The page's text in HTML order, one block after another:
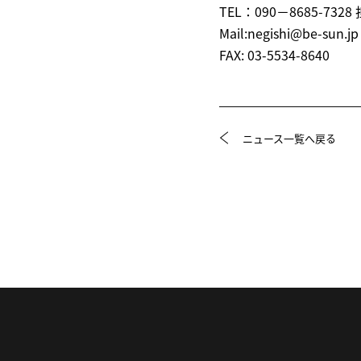
TEL：090−8685-7328
Mail:negishi@be-sun.jp
FAX: 03-5534-8640
ニュース一覧へ戻る